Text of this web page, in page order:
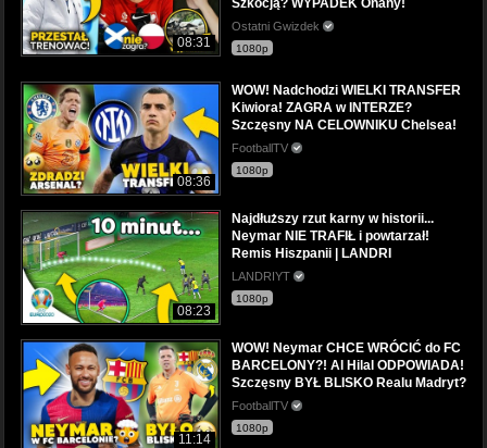
08:31
Szkocją? WYPADEK Onany!
Ostatni Gwizdek
1080p
08:36
WOW! Nadchodzi WIELKI TRANSFER
Kiwiora! ZAGRA w INTERZE?
Szczęsny NA CELOWNIKU Chelsea!
FootballTV
1080p
08:23
Najdłuższy rzut karny w historii...
Neymar NIE TRAFIŁ i powtarzał!
Remis Hiszpanii | LANDRI
LANDRIYT
1080p
11:14
WOW! Neymar CHCE WRÓCIĆ do FC
BARCELONY?! Al Hilal ODPOWIADA!
Szczęsny BYŁ BLISKO Realu Madryt?
FootballTV
1080p